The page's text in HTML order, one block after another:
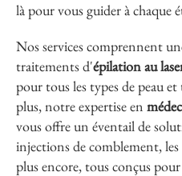
là pour vous guider à chaque
Nos services comprennent
traitements d'épilation au
pour tous les types de peau
plus, notre expertise en
vous offre un éventail de
injections de comblement,
plus encore, tous conçus